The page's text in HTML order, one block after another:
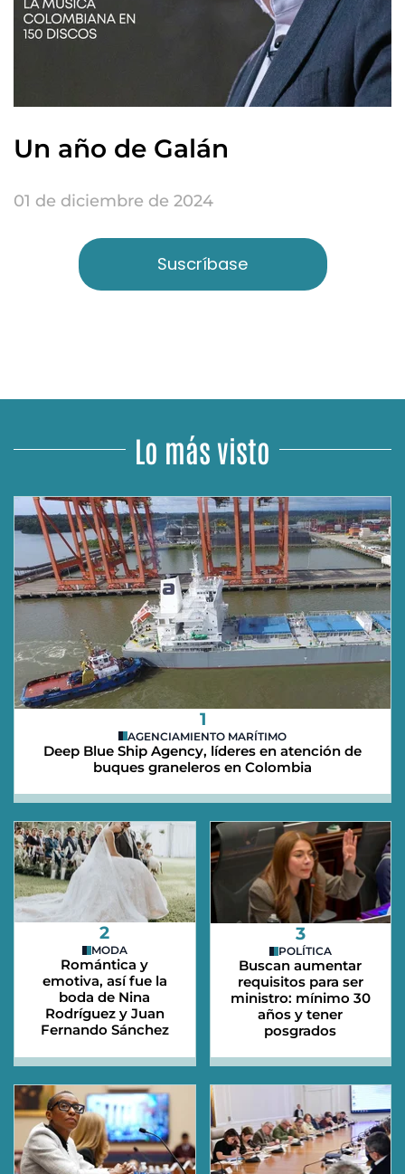
Un año de Galán
01 de diciembre de 2024
Suscríbase
Lo más visto
1
AGENCIAMIENTO MARÍTIMO
Deep Blue Ship Agency, líderes en atención de
buques graneleros en Colombia
2
MODA
Romántica y
emotiva, así fue la
boda de Nina
Rodríguez y Juan
Fernando Sánchez
3
POLÍTICA
Buscan aumentar
requisitos para ser
ministro: mínimo 30
años y tener
posgrados